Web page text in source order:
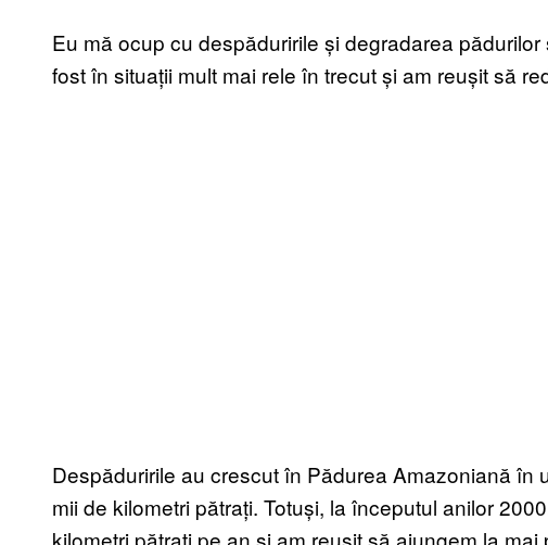
Eu mă ocup cu despăduririle și degradarea
fost în situații mult mai rele în trecut și am reușit să
Despăduririle au crescut în Pădurea Amazoniană în
mii de kilometri pătrați. Totuși, la începutul anilor